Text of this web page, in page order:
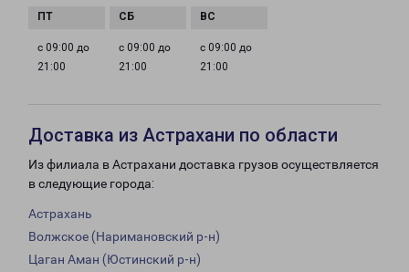
с 09:00 до
21:00
с 09:00 до
21:00
с 09:00 до
21:00
Доставка из Астрахани по области
Из филиала в Астрахани доставка грузов осуществляется
в следующие города:
Астрахань
Волжское (Наримановский р-н)
Цаган Аман (Юстинский р-н)